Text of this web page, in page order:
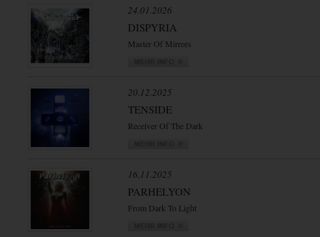
24.01.2026
DISPYRIA
Master Of Mirrors
20.12.2025
TENSIDE
Receiver Of The Dark
16.11.2025
PARHELYON
From Dark To Light